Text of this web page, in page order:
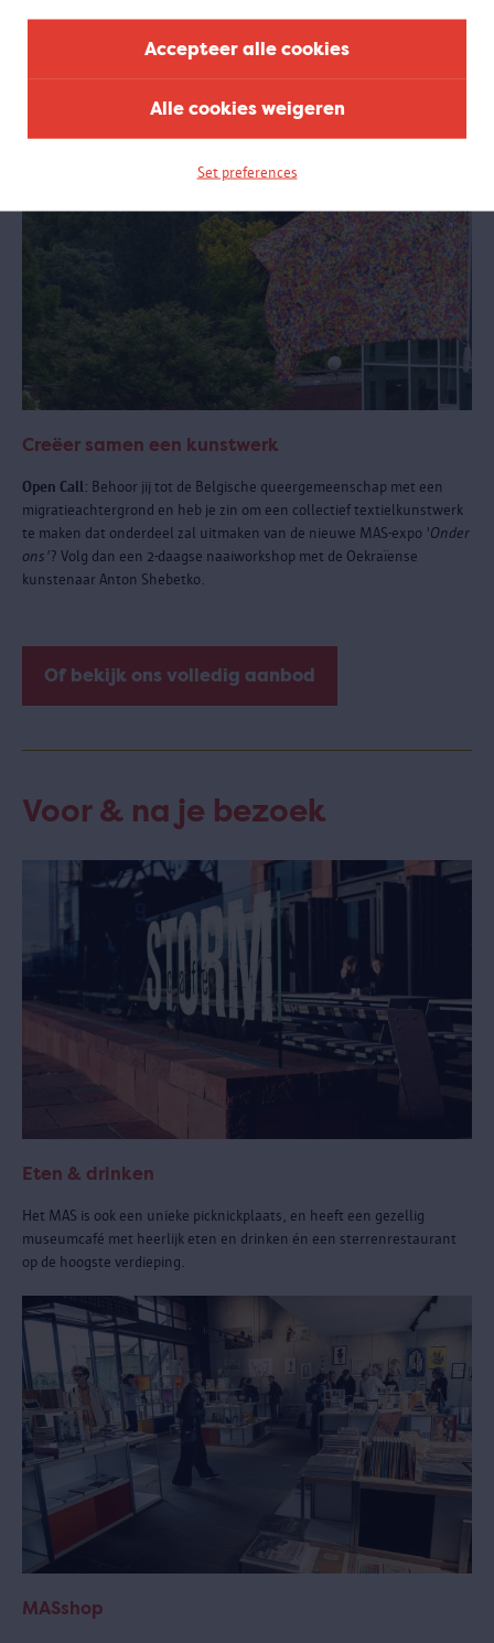
Accepteer alle cookies
Alle cookies weigeren
Set preferences
Creëer samen een kunstwerk
Open Call: Behoor jij tot de Belgische queergemeenschap met een
migratieachtergrond en heb je zin om een collectief textielkunstwerk
te maken dat onderdeel zal uitmaken van de nieuwe MAS-expo 'Onder
ons'? Volg dan een 2-daagse naaiworkshop met de Oekraïense
kunstenaar Anton Shebetko.
Of bekijk ons volledig aanbod
Voor & na je bezoek
Eten & drinken
Het MAS is ook een unieke picknickplaats, en heeft een gezellig
museumcafé met heerlijk eten en drinken én een sterrenrestaurant
op de hoogste verdieping.
MASshop